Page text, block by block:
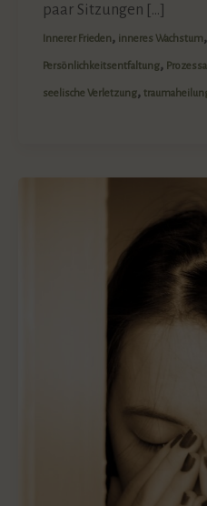
paar Sitzungen […]
Innerer Frieden, inneres Wachstum,
Persönlichkeitsentfaltung,
seelische Verletzung,